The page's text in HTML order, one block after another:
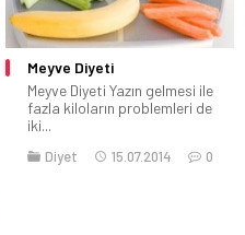
Meyve Diyeti
Meyve Diyeti Yazın gelmesi ile
fazla kiloların problemleri de
iki...
Diyet 15.07.2014 0